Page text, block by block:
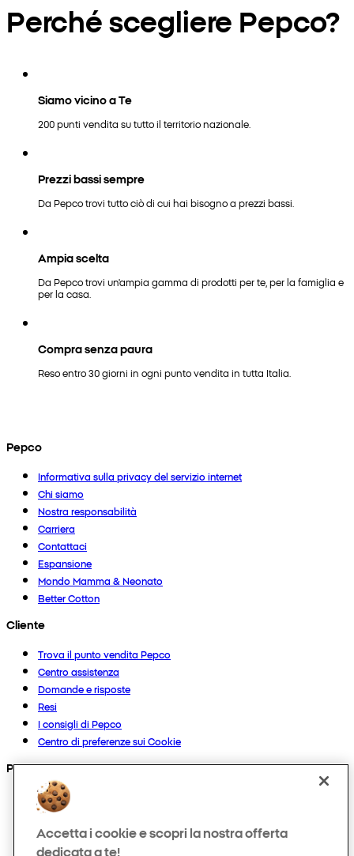
Perché scegliere Pepco?
Siamo vicino a Te
200 punti vendita su tutto il territorio nazionale.
Prezzi bassi sempre
Da Pepco trovi tutto ciò di cui hai bisogno a prezzi bassi.
Ampia scelta
Da Pepco trovi un'ampia gamma di prodotti per te, per la famiglia e
per la casa.
Compra senza paura
Reso entro 30 giorni in ogni punto vendita in tutta Italia.
Pepco
Informativa sulla privacy del servizio internet
Chi siamo
Nostra responsabilità
Carriera
Contattaci
Espansione
Mondo Mamma & Neonato
Better Cotton
Cliente
Trova il punto vendita Pepco
Centro assistenza
Domande e risposte
Resi
I consigli di Pepco
Centro di preferenze sui Cookie
Prodotti
Collezioni
Neonato
Bambino
Casa
Accetta i cookie e scopri la nostra offerta
dedicata a te!